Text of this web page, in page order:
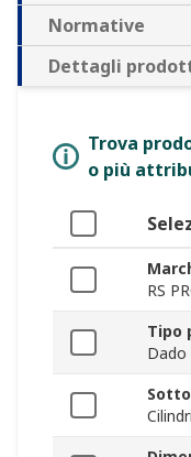
Normative
Dettagli
Trova
o più
RS
Tipo